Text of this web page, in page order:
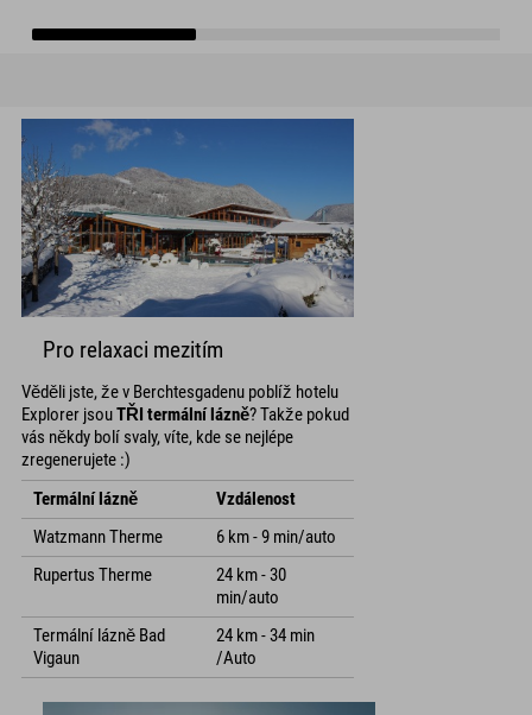
Pro relaxaci mezitím
Věděli jste, že v Berchtesgadenu poblíž hotelu
Explorer jsouTŘI termální lázně? Takže pokud
vás někdy bolí svaly, víte, kde se nejlépe
zregenerujete :)
Termální lázně
Vzdálenost
Watzmann Therme
6 km - 9 min/auto
Rupertus Therme
24 km - 30
min/auto
Termální lázně Bad
Vigaun
24 km - 34 min
/Auto